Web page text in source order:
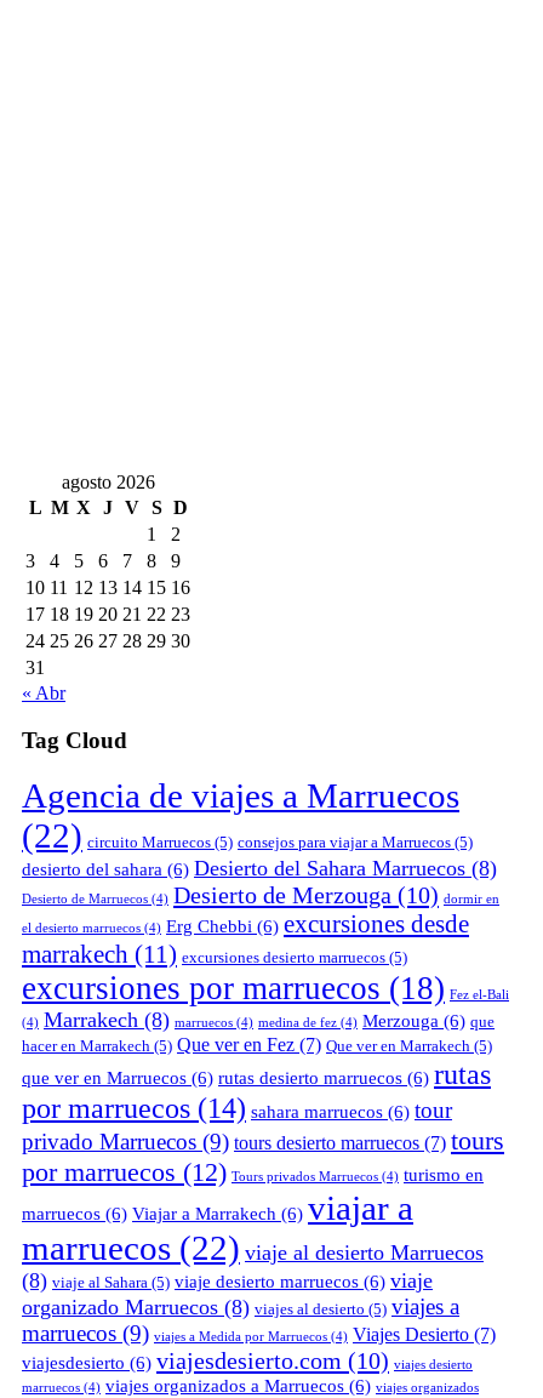
agosto 2026
L M X J V S D
1
2
3
4 5 6 7 8
9
10 11 12 13 14 15 16
17 18 19 20 21 22 23
24 25 26 27 28 29 30
31
« Abr
Tag Cloud
Agencia de viajes a Marruecos
(22) circuito Marruecos (5) consejos para viajar a Marruecos (5)
desierto del sahara (6) Desierto del Sahara Marruecos (8)
Desierto de Marruecos (4) Desierto de Merzouga (10) dormir en
el desierto marruecos (4) Erg Chebbi (6) excursiones desde
marrakech (11) excursiones desierto marruecos (5)
excursiones por marruecos (18) Fez el-Bali
(4) Marrakech (8) marruecos (4) medina de fez (4) Merzouga (6) que
hacer en Marrakech (5) Que ver en Fez (7) Que ver en Marrakech (5)
que ver en Marruecos (6) rutas desierto marruecos (6) rutas
por marruecos (14) sahara marruecos (6) tour
privado Marruecos (9) tours desierto marruecos (7) tours
por marruecos (12) Tours privados Marruecos (4) turismo en
marruecos (6) Viajar a Marrakech (6) viajar a
marruecos (22) viaje al desierto Marruecos
(8) viaje al Sahara (5) viaje desierto marruecos (6) viaje
organizado Marruecos (8) viajes al desierto (5) viajes a
marruecos (9) viajes a Medida por Marruecos (4) Viajes Desierto (7)
viajesdesierto (6) viajesdesierto.com (10) viajes desierto
marruecos (4) viajes organizados a Marruecos (6) viajes organizados